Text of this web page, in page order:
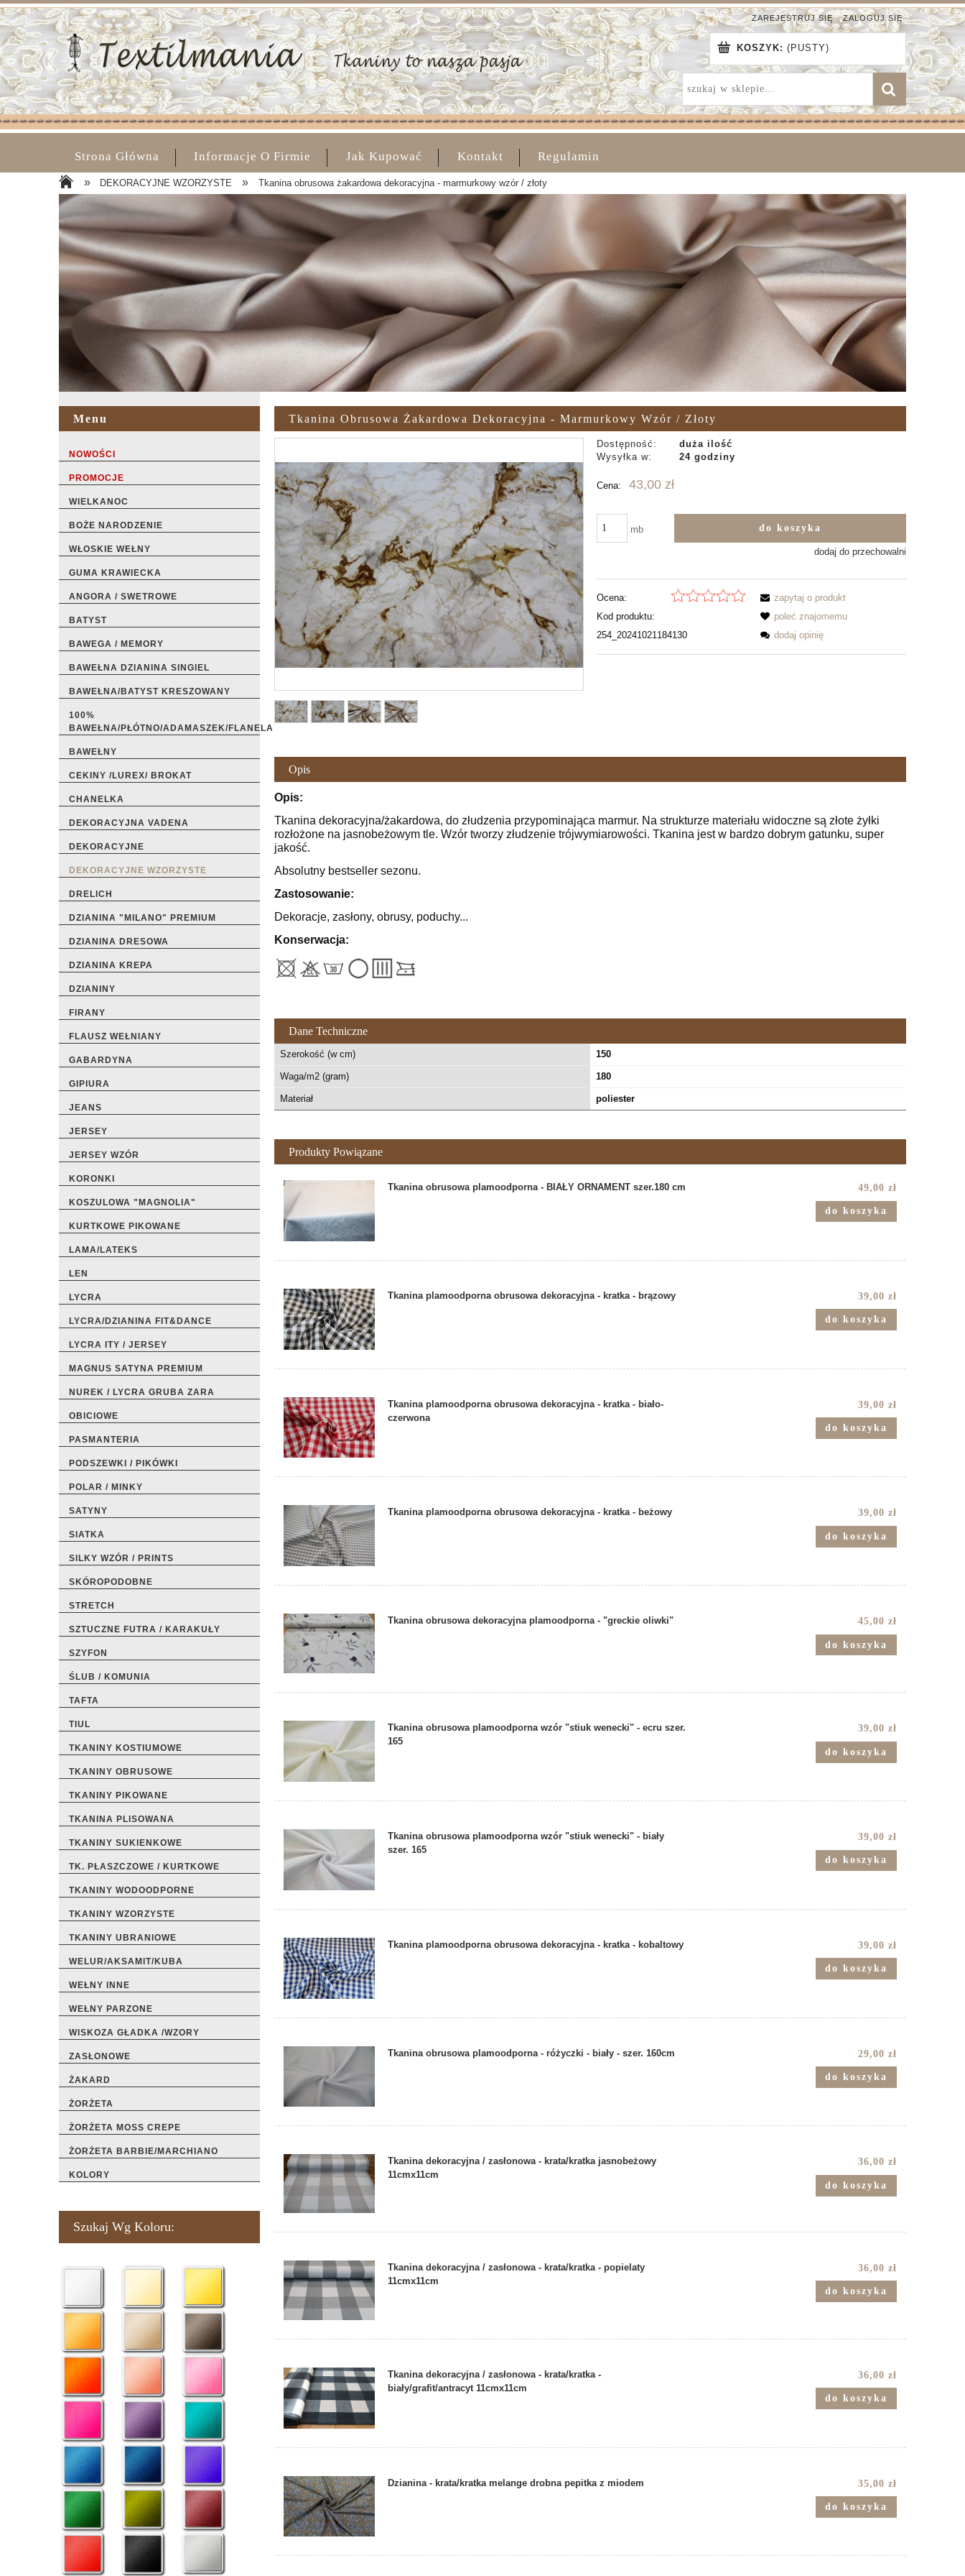
ZAREJESTRUJ SIĘ ZALOGUJ SIĘ
KOSZYK: (PUSTY)
Strona Główna Informacje O Firmie Jak Kupować Kontakt Regulamin
» DEKORACYJNE WZORZYSTE » Tkanina obrusowa żakardowa dekoracyjna - marmurkowy wzór / złoty
Menu
NOWOŚCI
PROMOCJE
WIELKANOC
BOŻE NARODZENIE
WŁOSKIE WEŁNY
GUMA KRAWIECKA
ANGORA / SWETROWE
BATYST
BAWEGA / MEMORY
BAWEŁNA DZIANINA SINGIEL
BAWEŁNA/BATYST KRESZOWANY
100%
BAWEŁNA/PŁÓTNO/ADAMASZEK/FLANELA
BAWEŁNY
CEKINY /LUREX/ BROKAT
CHANELKA
DEKORACYJNA VADENA
DEKORACYJNE
DEKORACYJNE WZORZYSTE
DRELICH
DZIANINA "MILANO" PREMIUM
DZIANINA DRESOWA
DZIANINA KREPA
DZIANINY
FIRANY
FLAUSZ WEŁNIANY
GABARDYNA
GIPIURA
JEANS
JERSEY
JERSEY WZÓR
KORONKI
KOSZULOWA "MAGNOLIA"
KURTKOWE PIKOWANE
LAMA/LATEKS
LEN
LYCRA
LYCRA/DZIANINA FIT&DANCE
LYCRA ITY / JERSEY
MAGNUS SATYNA PREMIUM
NUREK / LYCRA GRUBA ZARA
OBICIOWE
PASMANTERIA
PODSZEWKI / PIKÓWKI
POLAR / MINKY
SATYNY
SIATKA
SILKY WZÓR / PRINTS
SKÓROPODOBNE
STRETCH
SZTUCZNE FUTRA / KARAKUŁY
SZYFON
ŚLUB / KOMUNIA
TAFTA
TIUL
TKANINY KOSTIUMOWE
TKANINY OBRUSOWE
TKANINY PIKOWANE
TKANINA PLISOWANA
TKANINY SUKIENKOWE
TK. PŁASZCZOWE / KURTKOWE
TKANINY WODOODPORNE
TKANINY WZORZYSTE
TKANINY UBRANIOWE
WELUR/AKSAMIT/KUBA
WEŁNY INNE
WEŁNY PARZONE
WISKOZA GŁADKA /WZORY
ZASŁONOWE
ŻAKARD
ŻORŻETA
ŻORŻETA MOSS CREPE
ŻORŻETA BARBIE/MARCHIANO
KOLORY
Szukaj Wg Koloru:
Tkanina Obrusowa Żakardowa Dekoracyjna - Marmurkowy Wzór / Złoty
Dostępność:
duża ilość
Wysyłka w:
24 godziny
Cena: 43,00 zł
mb do koszyka
dodaj do przechowalni
Ocena:
Kod produktu:
254_20241021184130
zapytaj o produkt
poleć znajomemu
dodaj opinię
Opis
Opis:
Tkanina dekoracyjna/żakardowa, do złudzenia przypominająca marmur. Na strukturze materiału widoczne są złote żyłki
rozłożone na jasnobeżowym tle. Wzór tworzy złudzenie trójwymiarowości. Tkanina jest w bardzo dobrym gatunku, super
jakość.
Absolutny bestseller sezonu.
Zastosowanie:
Dekoracje, zasłony, obrusy, poduchy...
Konserwacja:
Dane Techniczne
Szerokość (w cm) 150
Waga/m2 (gram) 180
Materiał poliester
Produkty Powiązane
Tkanina obrusowa plamoodporna - BIAŁY ORNAMENT szer.180 cm 49,00 zł
do koszyka
Tkanina plamoodporna obrusowa dekoracyjna - kratka - brązowy 39,00 zł
do koszyka
Tkanina plamoodporna obrusowa dekoracyjna - kratka - biało-
czerwona
39,00 zł
do koszyka
Tkanina plamoodporna obrusowa dekoracyjna - kratka - beżowy 39,00 zł
do koszyka
Tkanina obrusowa dekoracyjna plamoodporna - "greckie oliwki" 45,00 zł
do koszyka
Tkanina obrusowa plamoodporna wzór "stiuk wenecki" - ecru szer.
165
39,00 zł
do koszyka
Tkanina obrusowa plamoodporna wzór "stiuk wenecki" - biały
szer. 165
39,00 zł
do koszyka
Tkanina plamoodporna obrusowa dekoracyjna - kratka - kobaltowy 39,00 zł
do koszyka
Tkanina obrusowa plamoodporna - różyczki - biały - szer. 160cm 29,00 zł
do koszyka
Tkanina dekoracyjna / zasłonowa - krata/kratka jasnobeżowy
11cmx11cm
36,00 zł
do koszyka
Tkanina dekoracyjna / zasłonowa - krata/kratka - popielaty
11cmx11cm
36,00 zł
do koszyka
Tkanina dekoracyjna / zasłonowa - krata/kratka -
biały/grafit/antracyt 11cmx11cm
36,00 zł
do koszyka
Dzianina - krata/kratka melange drobna pepitka z miodem 35,00 zł
do koszyka